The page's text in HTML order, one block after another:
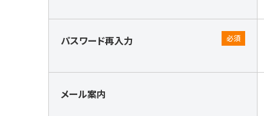
パスワード再入力
メール案内